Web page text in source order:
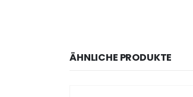
ÄHNLICHE PRODUKTE